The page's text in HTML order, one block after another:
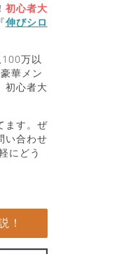
初心者大
伸びシロ
万以
華メン
初心者大
ます。ぜ
い合わせ
にどう
！